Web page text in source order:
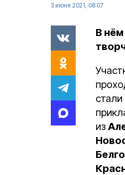
3 июня 2021, 08:07
В
из